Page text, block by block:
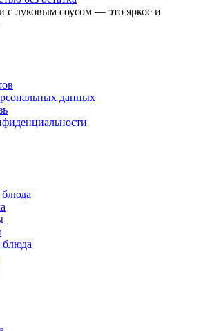
с луковым соусом — это яркое и
данных